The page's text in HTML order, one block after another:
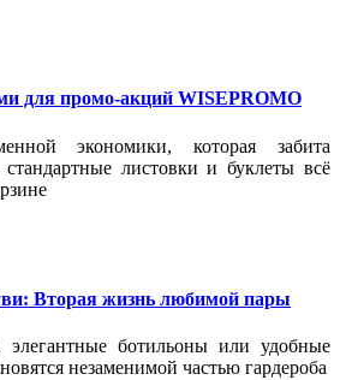
для промо-акций WISEPROMO
экономики, которая забита
листовки и буклеты всё
Вторая жизнь любимой пары
ботильоны или удобные
незаменимой частью гардероба